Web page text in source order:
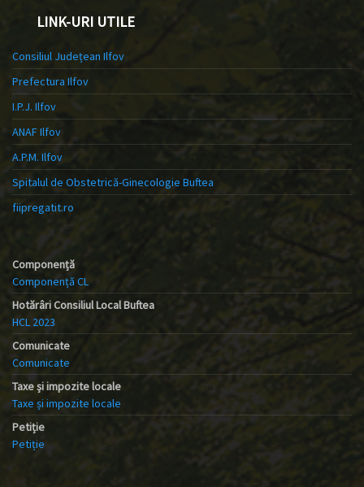
LINK-URI UTILE
Consiliul Județean Ilfov
Prefectura Ilfov
I.P.J. Ilfov
ANAF Ilfov
A.P.M. Ilfov
Spitalul de Obstetrică-Ginecologie Buftea
fiipregatit.ro
Componență
Componență CL
Hotărâri Consiliul Local Buftea
HCL 2023
Comunicate
Comunicate
Taxe și impozite locale
Taxe și impozite locale
Petiție
Petiție